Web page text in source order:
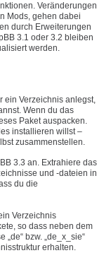
Veränderungen
Mods, gehen dabei
durch Erweiterungen
3.1 oder 3.2 bleiben
werden.
ein Verzeichnis anlegst,
Wenn du das
Paket auspacken.
installieren willst –
zusammenstellen.
3.3 an. Extrahiere das
und -dateien in
du die
Verzeichnis
so dass neben dem
bzw. „de_x_sie“
erhalten.